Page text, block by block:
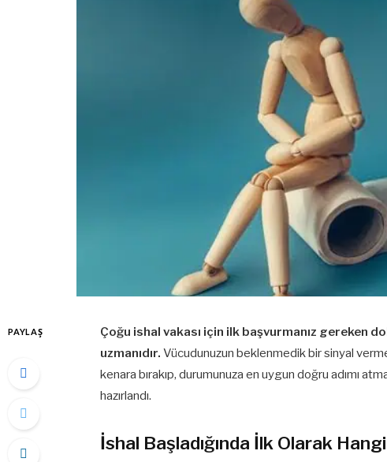
PAYLAŞ
Çoğu ishal vakası için ilk başvurmanız gereken
uzmanıdır. Vücudunuzun beklenmedik bir sinyal
kenara bırakıp, durumunuza en uygun doğru adımı
hazırlandı.
İshal Başladığında İlk Olarak